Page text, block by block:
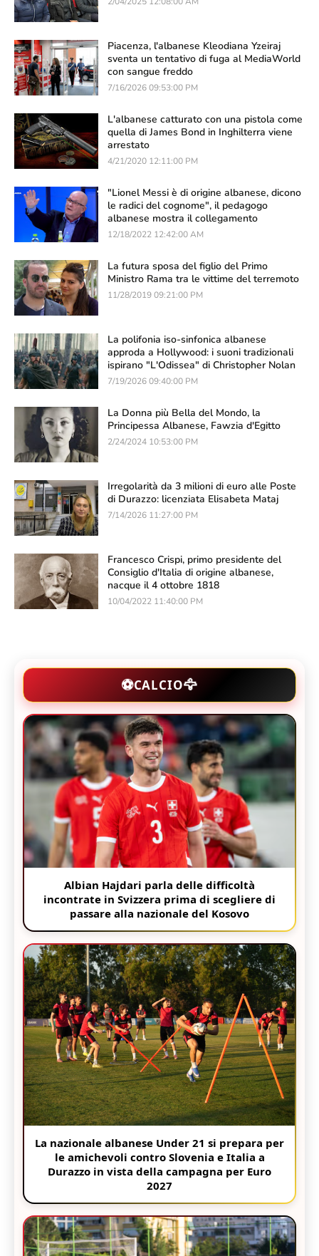
Piacenza, l'albanese Kleodiana Yzeiraj
sventa un tentativo di fuga al MediaWorld
con sangue freddo
7/16/2026 09:53:00 PM
L'albanese catturato con una pistola come
quella di James Bond in Inghilterra viene
arrestato
4/21/2020 12:11:00 PM
"Lionel Messi è di origine albanese, dicono
le radici del cognome", il pedagogo
albanese mostra il collegamento
12/18/2022 12:42:00 AM
La futura sposa del figlio del Primo
Ministro Rama tra le vittime del terremoto
11/28/2019 09:21:00 PM
La polifonia iso-sinfonica albanese
approda a Hollywood: i suoni tradizionali
ispirano "L'Odissea" di Christopher Nolan
7/19/2026 09:40:00 PM
La Donna più Bella del Mondo, la
Principessa Albanese, Fawzia d'Egitto
2/24/2024 10:53:00 PM
Irregolarità da 3 milioni di euro alle Poste
di Durazzo: licenziata Elisabeta Mataj
7/14/2026 11:27:00 PM
Francesco Crispi, primo presidente del
Consiglio d'Italia di origine albanese,
nacque il 4 ottobre 1818
10/04/2022 11:40:00 PM
⚽CALCIO🦅
Albian Hajdari parla delle difficoltà
incontrate in Svizzera prima di scegliere di
passare alla nazionale del Kosovo
La nazionale albanese Under 21 si prepara per
le amichevoli contro Slovenia e Italia a
Durazzo in vista della campagna per Euro
2027